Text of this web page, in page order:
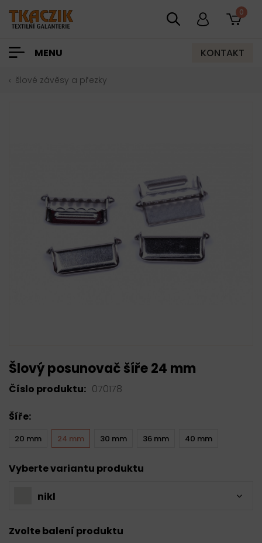
0
MENU KONTAKT
šlové závěsy a přezky
Šlový posunovač šíře 24 mm
Číslo produktu: 070178
Šíře:
20 mm 24 mm 30 mm 36 mm 40 mm
Vyberte variantu produktu
nikl
Zvolte balení produktu